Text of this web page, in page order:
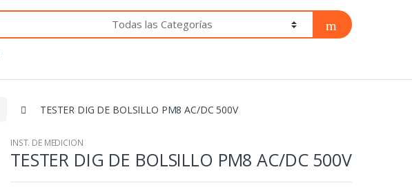
TESTER DIG DE BOLSILLO PM8 AC/DC 500V
INST. DE MEDICION
TESTER DIG DE BOLSILLO PM8 AC/DC 500V